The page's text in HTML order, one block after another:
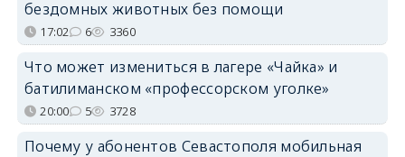
бездомных животных без помощи
17:02 6 3360
Что может измениться в лагере «Чайка» и
батилиманском «профессорском уголке»
20:00 5 3728
Почему у абонентов Севастополя мобильная